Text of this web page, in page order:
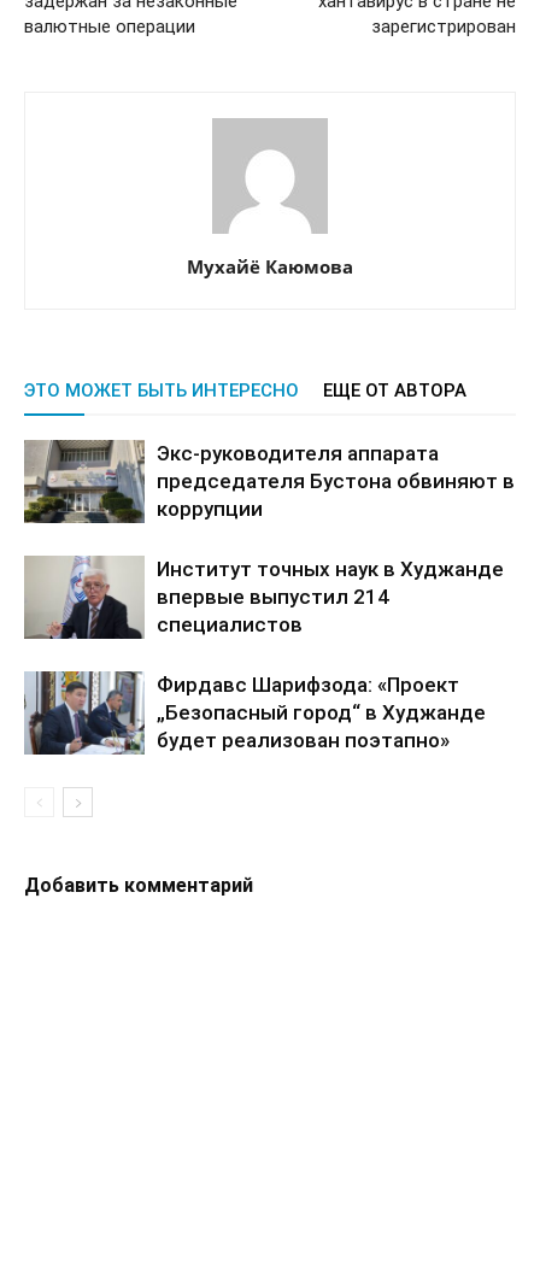
валютные операции
зарегистрирован
Мухайё Каюмова
ЭТО МОЖЕТ БЫТЬ ИНТЕРЕСНО ЕЩЕ ОТ АВТОРА
Экс-руководителя аппарата
председателя Бустона обвиняют в
коррупции
Институт точных наук в Худжанде
впервые выпустил 214
специалистов
Фирдавс Шарифзода: «Проект
„Безопасный город“ в Худжанде
будет реализован поэтапно»
Добавить комментарий